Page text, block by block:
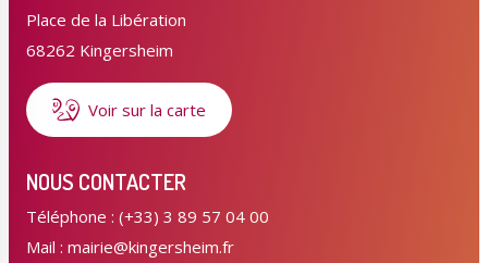
Place de la Libération
68262 Kingersheim
Voir sur la carte
NOUS CONTACTER
Téléphone : (+33) 3 89 57 04 00
Mail : mairie@kingersheim.fr